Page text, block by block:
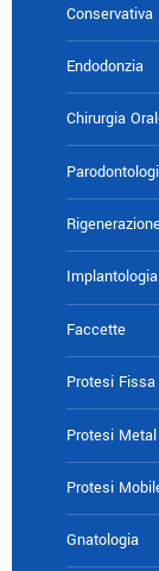
Conservativa
Endodonzia
Chirurgia
Implantologia
Faccette
Protesi Fissa
Protesi
Protesi
Gnatologia